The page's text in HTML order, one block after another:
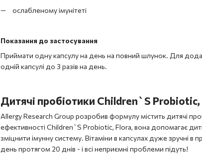
ослабленому імунітеті
Показання до застосування
Приймати одну капсулу на день на повний шлунок. Для
одній капсулі до 3 разів на день.
Дитячі пробіотики Children`S
Allergy Research Group розробив формулу містить дитячі
ефективності Children`S Probiotic, Flora, вона допомагає
зміцнити імунну систему. Вітаміни в капсулах дуже зручні в
день протягом 20 днів - і всі неприємні проблеми підуть!